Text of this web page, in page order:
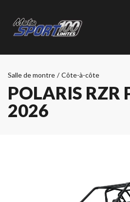
Salle de montre / Côte-à-côte
POLARIS RZR
2026